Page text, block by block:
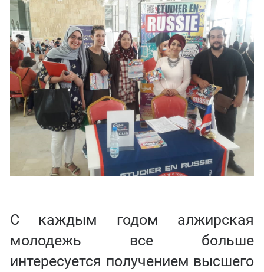
С каждым годом алжирская
молодежь все больше
интересуется получением высшего